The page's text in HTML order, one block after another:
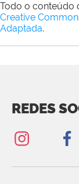
Todo o conteúdo
Creative
Adaptada.
REDES